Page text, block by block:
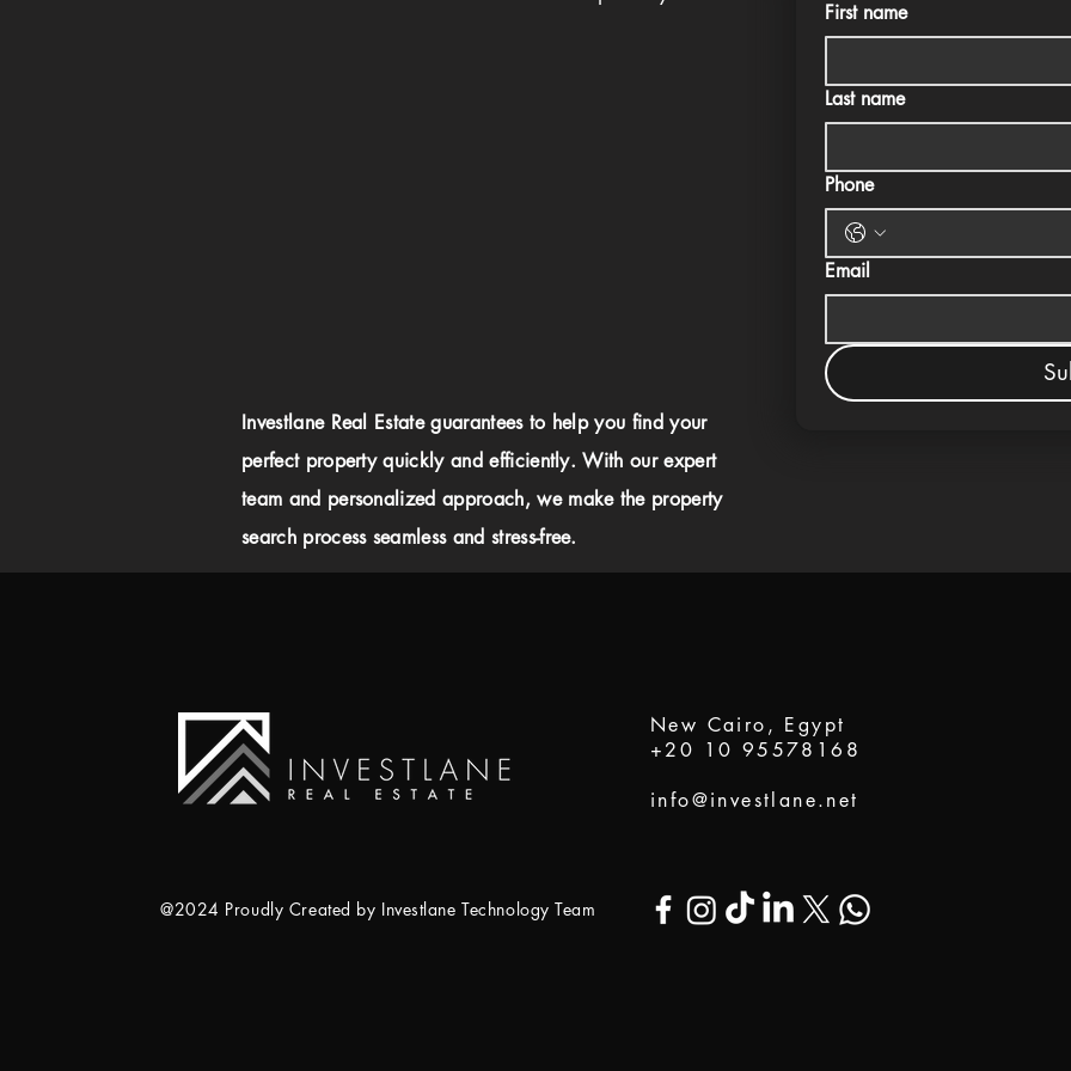
Investlane Real Estate guarantees to help you find your
perfect property quickly and efficiently. With our expert
team and personalized approach, we make the property
search process seamless and stress-free.
First name
Last name
Phone
Email
New Cairo, Egypt
+20 10 95578168
info@investlane.net
@2024 Proudly Created by Investlane Technology Team